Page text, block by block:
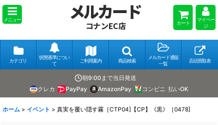
メニュー メルカード
コナンEC店 カート
マイペー
ジ
カテゴリ
状態基準につい
て
ご利用案内 商品検索
メルカード通販
一覧
店頭買取表
朝9:00まで当日発送
クレカ
PayPay AmazonPay コンビニ 払いOK
ホーム > イベント > 真実を覆い隠す霧［CTP04]【CP】《黒》［0478]